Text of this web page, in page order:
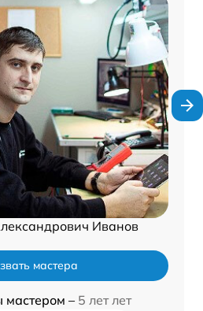
Иванов
мастера
мастером – 5 лет лет